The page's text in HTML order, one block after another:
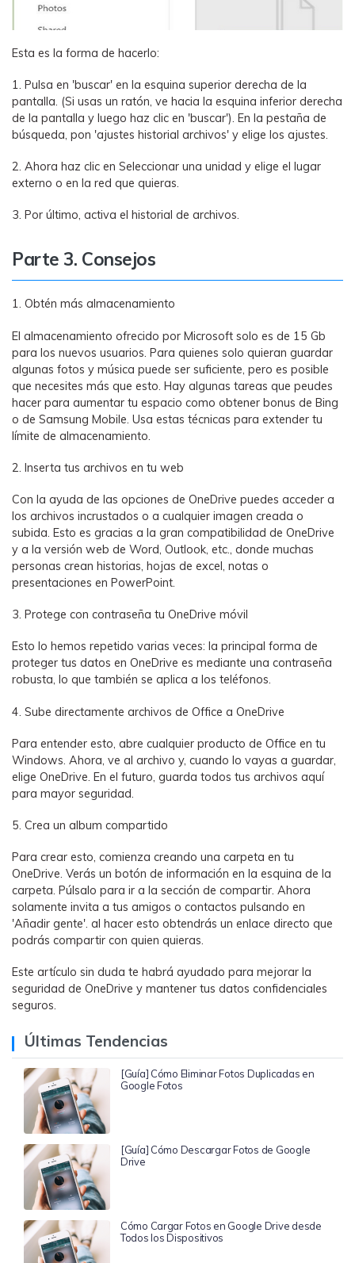
Esta es la forma de hacerlo:
1. Pulsa en 'buscar' en la esquina superior derecha de la
pantalla. (Si usas un ratón, ve hacia la esquina inferior derecha
de la pantalla y luego haz clic en 'buscar'). En la pestaña de
búsqueda, pon 'ajustes historial archivos' y elige los ajustes.
2. Ahora haz clic en Seleccionar una unidad y elige el lugar
externo o en la red que quieras.
3. Por último, activa el historial de archivos.
Parte 3. Consejos
1. Obtén más almacenamiento
El almacenamiento ofrecido por Microsoft solo es de 15 Gb
para los nuevos usuarios. Para quienes solo quieran guardar
algunas fotos y música puede ser suficiente, pero es posible
que necesites más que esto. Hay algunas tareas que peudes
hacer para aumentar tu espacio como obtener bonus de Bing
o de Samsung Mobile. Usa estas técnicas para extender tu
límite de almacenamiento.
2. Inserta tus archivos en tu web
Con la ayuda de las opciones de OneDrive puedes acceder a
los archivos incrustados o a cualquier imagen creada o
subida. Esto es gracias a la gran compatibilidad de OneDrive
y a la versión web de Word, Outlook, etc., donde muchas
personas crean historias, hojas de excel, notas o
presentaciones en PowerPoint.
3. Protege con contraseña tu OneDrive móvil
Esto lo hemos repetido varias veces: la principal forma de
proteger tus datos en OneDrive es mediante una contraseña
robusta, lo que también se aplica a los teléfonos.
4. Sube directamente archivos de Office a OneDrive
Para entender esto, abre cualquier producto de Office en tu
Windows. Ahora, ve al archivo y, cuando lo vayas a guardar,
elige OneDrive. En el futuro, guarda todos tus archivos aquí
para mayor seguridad.
5. Crea un album compartido
Para crear esto, comienza creando una carpeta en tu
OneDrive. Verás un botón de información en la esquina de la
carpeta. Púlsalo para ir a la sección de compartir. Ahora
solamente invita a tus amigos o contactos pulsando en
'Añadir gente'. al hacer esto obtendrás un enlace directo que
podrás compartir con quien quieras.
Este artículo sin duda te habrá ayudado para mejorar la
seguridad de OneDrive y mantener tus datos confidenciales
seguros.
Últimas Tendencias
[Guía] Cómo Eliminar Fotos Duplicadas en
Google Fotos
[Guía] Cómo Descargar Fotos de Google
Drive
Cómo Cargar Fotos en Google Drive desde
Todos los Dispositivos